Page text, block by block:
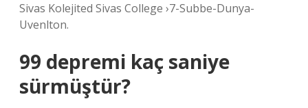
Sivas Kolejited Sivas College ›7-Subbe-Dunya-
Uvenlton.
99 depremi kaç saniye
sürmüştür?